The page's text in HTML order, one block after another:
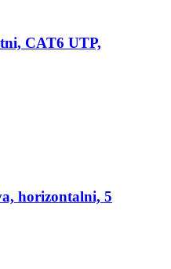
CAT6 UTP,
horizontalni, 5